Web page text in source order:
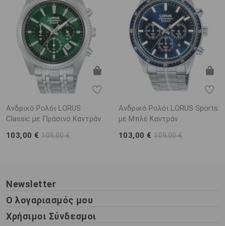
Ανδρικό Ρολόι LORUS
Classic με Πράσινο Καντράν
103,00 €109,00 €
Ανδρικό Ρολόι LORUS Sports
με Μπλέ Καντράν
103,00 €109,00 €
Newsletter
Ο λογαριασμός μου
Χρήσιμοι Σύνδεσμοι